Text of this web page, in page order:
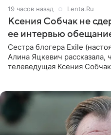
19 часов назад Lenta.Ru
Ксения Собчак не
ее интервью
Сестра блогера Exile
Алина Яцкевич рассказала,
телеведущая Ксения